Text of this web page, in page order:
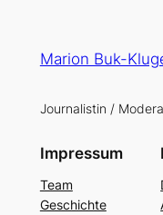
Marion Buk-
Journalistin /
Impressum
Team
Geschichte